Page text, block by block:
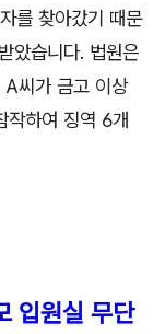
를 찾아갔기 때문
았습니다. 법원은
, A씨가 금고 이상
작하여 징역 6개
입원실 무단